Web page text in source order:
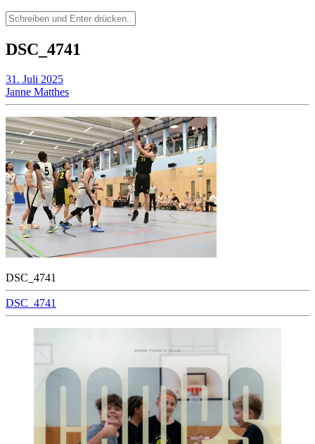
Suchen
nach:
DSC_4741
31. Juli 2025
Janne Matthes
DSC_4741
Beitragsnavigation
DSC_4741